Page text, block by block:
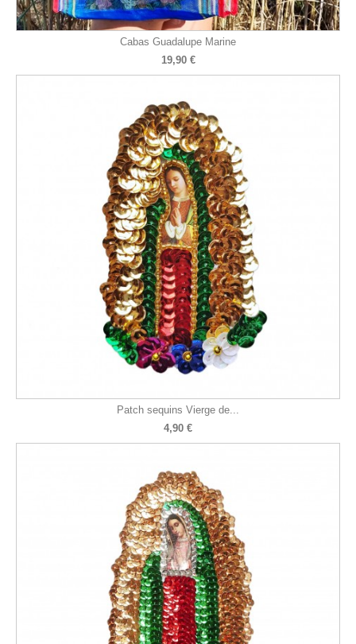
Cabas Guadalupe Marine
19,90 €
Patch sequins Vierge de...
4,90 €